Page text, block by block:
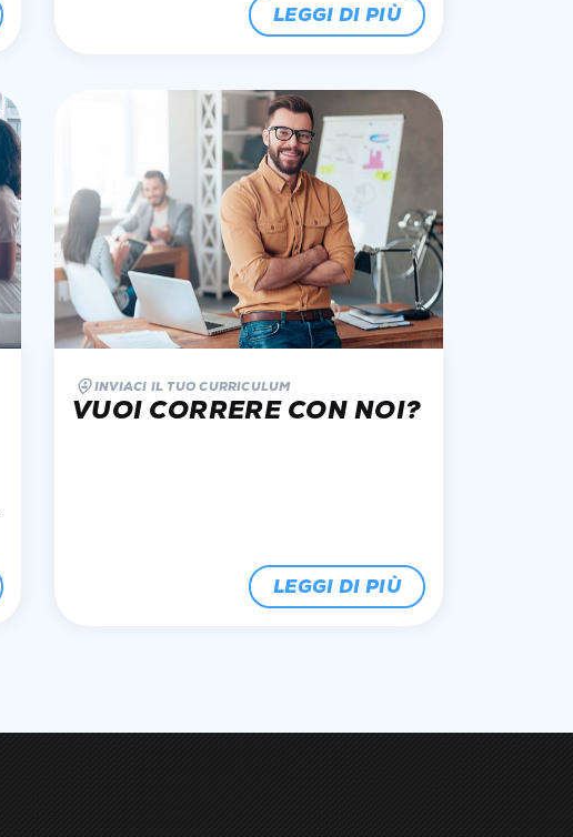
LEGGI DI PIÙ
INVIACI IL TUO CURRICULUM
VUOI CORRERE CON NOI?
LEGGI DI PIÙ